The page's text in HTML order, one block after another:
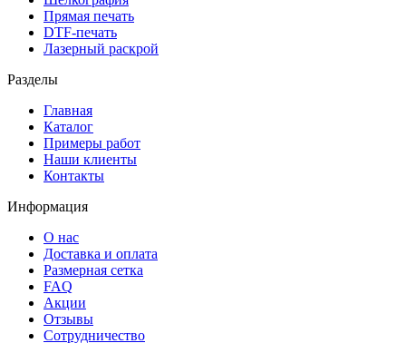
Прямая печать
DTF-печать
Лазерный раскрой
Разделы
Главная
Каталог
Примеры работ
Наши клиенты
Контакты
Информация
О нас
Доставка и оплата
Размерная сетка
FAQ
Акции
Отзывы
Сотрудничество